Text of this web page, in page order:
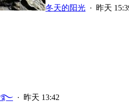
冬天的阳光 · 昨天
· 昨天 13:42